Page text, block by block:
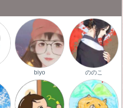
biyo ののこ